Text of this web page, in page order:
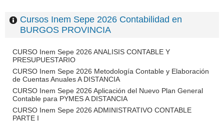
Cursos Inem Sepe 2026 Contabilidad en
BURGOS PROVINCIA
CURSO Inem Sepe 2026 ANALISIS CONTABLE Y
PRESUPUESTARIO
CURSO Inem Sepe 2026 Metodología Contable y Elaboración
de Cuentas Anuales A DISTANCIA
CURSO Inem Sepe 2026 Aplicación del Nuevo Plan General
Contable para PYMES A DISTANCIA
CURSO Inem Sepe 2026 ADMINISTRATIVO CONTABLE
PARTE I